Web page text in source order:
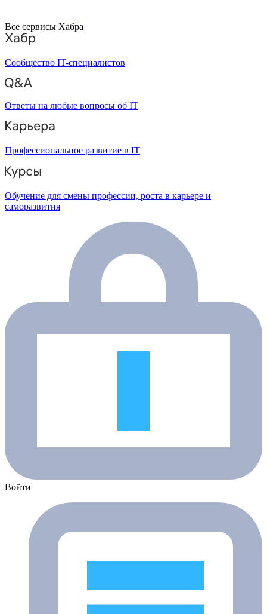
Все сервисы Хабра
Сообщество IT-специалистов
Ответы на любые вопросы об IT
Профессиональное развитие в IT
Обучение для смены профессии, роста в карьере и
саморазвития
Войти